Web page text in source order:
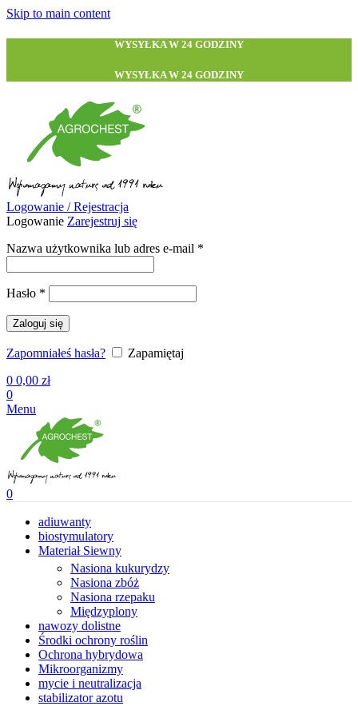
Skip to main content
WYSYŁKA W 24 GODZINY
WYSYŁKA W 24 GODZINY
Logowanie / Rejestracja
Logowanie Zarejestruj się
Nazwa użytkownika lub adres e-mail *
Hasło *
Zaloguj się
Zapomniałeś hasła?
Zapamiętaj
0 0,00 zł
0
Menu
0
adiuwanty
biostymulatory
Materiał Siewny
Nasiona kukurydzy
Nasiona zbóż
Nasiona rzepaku
Międzyplony
nawozy dolistne
Środki ochrony roślin
Ochrona hybrydowa
Mikroorganizmy
mycie i neutralizacja
stabilizator azotu